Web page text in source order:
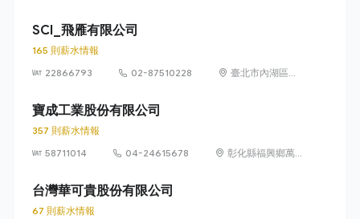
SCI_飛雁有限公司
165 則薪水情報
22866793
02-87510228
臺北市內湖區瑞
寶成工業股份有限公司
357 則薪水情報
58711014
04-24615678
彰化縣福興鄉萬
台灣華可貴股份有限公司
67 則薪水情報